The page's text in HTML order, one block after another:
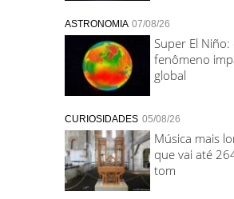
ASTRONOMIA 07/08/26
Super El
fenômeno
global
CURIOSIDADES 05/08/26
Música mais
que vai até
tom